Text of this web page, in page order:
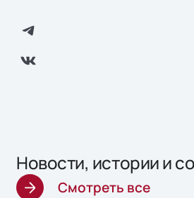
Новости, истории и
Смотреть все